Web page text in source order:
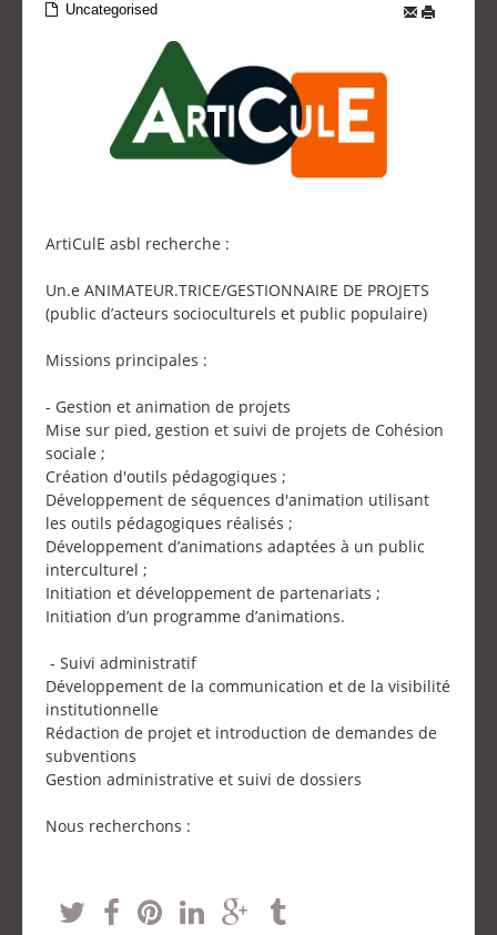
Uncategorised
ArtiCulE asbl recherche :
Un.e ANIMATEUR.TRICE/GESTIONNAIRE DE PROJETS
(public d’acteurs socioculturels et public populaire)
Missions principales :
- Gestion et animation de projets
Mise sur pied, gestion et suivi de projets de Cohésion
sociale ;
Création d'outils pédagogiques ;
Développement de séquences d'animation utilisant
les outils pédagogiques réalisés ;
Développement d’animations adaptées à un public
interculturel ;
Initiation et développement de partenariats ;
Initiation d’un programme d’animations.
- Suivi administratif
Développement de la communication et de la visibilité
institutionnelle
Rédaction de projet et introduction de demandes de
subventions
Gestion administrative et suivi de dossiers
Nous recherchons :